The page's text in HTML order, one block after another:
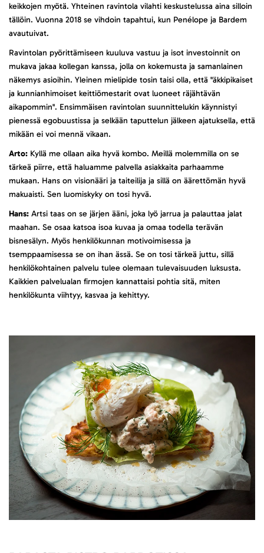
keikkojen myötä. Yhteinen ravintola vilahti keskustelussa aina silloin
tällöin. Vuonna 2018 se vihdoin tapahtui, kun Penélope ja Bardem
avautuivat.
Ravintolan pyörittämiseen kuuluva vastuu ja isot investoinnit on
mukava jakaa kollegan kanssa, jolla on kokemusta ja samanlainen
näkemys asioihin. Yleinen mielipide tosin taisi olla, että "äkkipikaiset
ja kunnianhimoiset keittiömestarit ovat luoneet räjähtävän
aikapommin". Ensimmäisen ravintolan suunnittelukin käynnistyi
pienessä egobuustissa ja selkään taputtelun jälkeen ajatuksella, että
mikään ei voi mennä vikaan.
Arto: Kyllä me ollaan aika hyvä kombo. Meillä molemmilla on se
tärkeä piirre, että haluamme palvella asiakkaita parhaamme
mukaan. Hans on visionääri ja taiteilija ja sillä on äärettömän hyvä
makuaisti. Sen luomiskyky on tosi hyvä.
Hans: Artsi taas on se järjen ääni, joka lyö jarrua ja palauttaa jalat
maahan. Se osaa katsoa isoa kuvaa ja omaa todella terävän
bisnesälyn. Myös henkilökunnan motivoimisessa ja
tsemppaamisessa se on ihan ässä. Se on tosi tärkeä juttu, sillä
henkilökohtainen palvelu tulee olemaan tulevaisuuden luksusta.
Kaikkien palvelualan firmojen kannattaisi pohtia sitä, miten
henkilökunta viihtyy, kasvaa ja kehittyy.